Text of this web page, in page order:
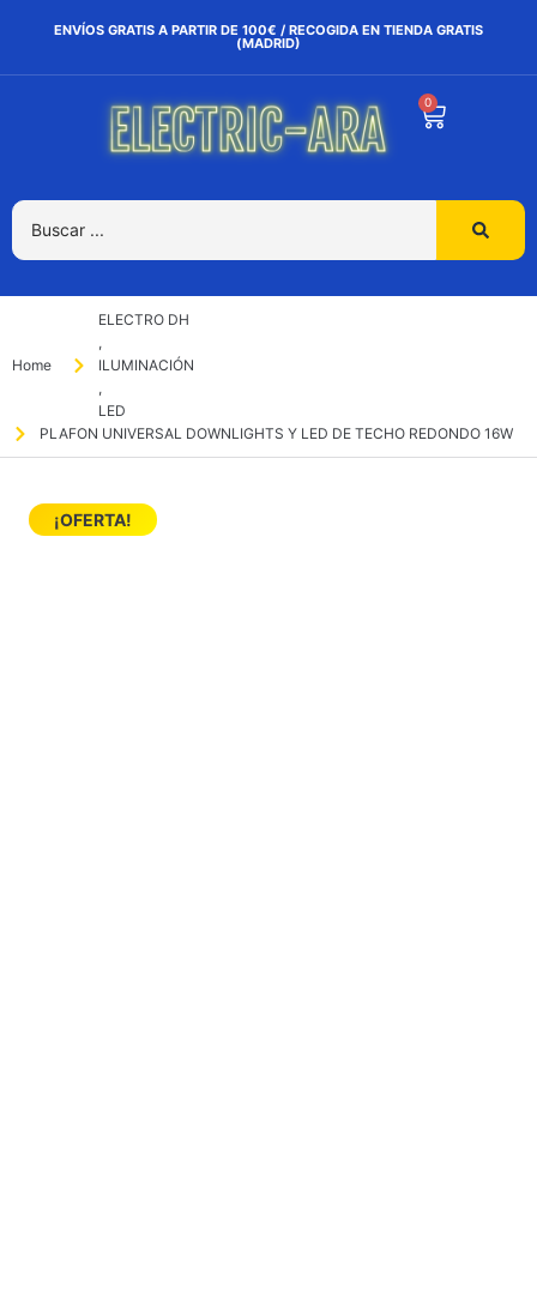
ENVÍOS GRATIS A PARTIR DE 100€ / RECOGIDA EN TIENDA GRATIS
(MADRID)
0
Home
ELECTRO DH
,
ILUMINACIÓN
,
LED
PLAFON UNIVERSAL DOWNLIGHTS Y LED DE TECHO REDONDO 16W
¡OFERTA!